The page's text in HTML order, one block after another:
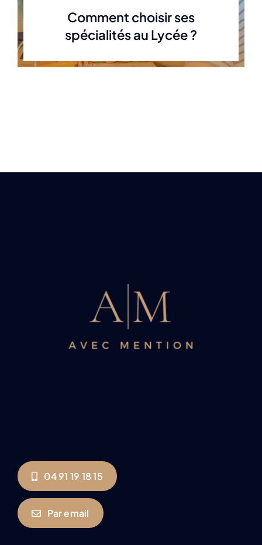
Comment choisir ses
spécialités au Lycée ?
04 91 19 18 15
Par email